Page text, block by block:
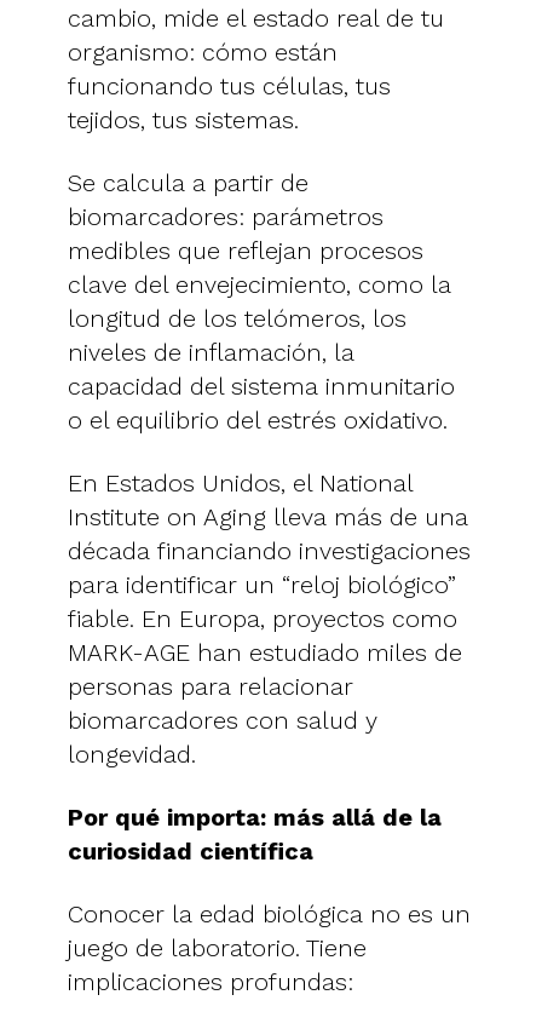
cambio, mide el estado real de tu
organismo: cómo están
funcionando tus células, tus
tejidos, tus sistemas.
Se calcula a partir de
biomarcadores: parámetros
medibles que reflejan procesos
clave del envejecimiento, como la
longitud de los telómeros, los
niveles de inflamación, la
capacidad del sistema inmunitario
o el equilibrio del estrés oxidativo.
En Estados Unidos, el National
Institute on Aging lleva más de una
década financiando investigaciones
para identificar un “reloj biológico”
fiable. En Europa, proyectos como
MARK-AGE han estudiado miles de
personas para relacionar
biomarcadores con salud y
longevidad.
Por qué importa: más allá de la
curiosidad científica
Conocer la edad biológica no es un
juego de laboratorio. Tiene
implicaciones profundas: